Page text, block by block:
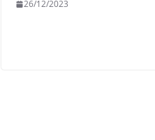
26/12/2023